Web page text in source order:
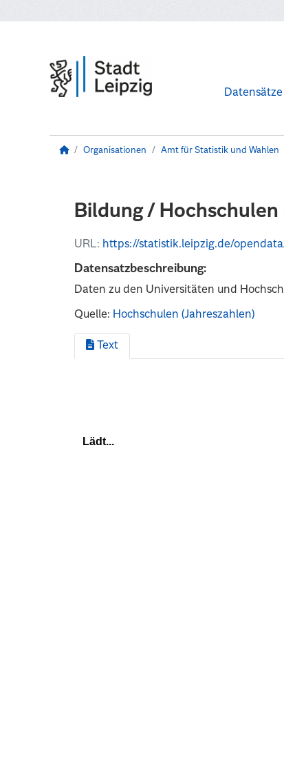
Datensätze
Organisationen Amt für Statistik und Wahlen
Bildung / Hochschulen
URL: https://statistik.leipzig.de/
Datensatzbeschreibung:
Daten zu den Universitäten und
Quelle: Hochschulen (Jahreszahlen)
Text